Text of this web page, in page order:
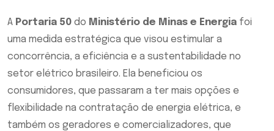
A Portaria 50 do Ministério de Minas e Energia foi
uma medida estratégica que visou estimular a
concorrência, a eficiência e a sustentabilidade no
setor elétrico brasileiro. Ela beneficiou os
consumidores, que passaram a ter mais opções e
flexibilidade na contratação de energia elétrica, e
também os geradores e comercializadores, que